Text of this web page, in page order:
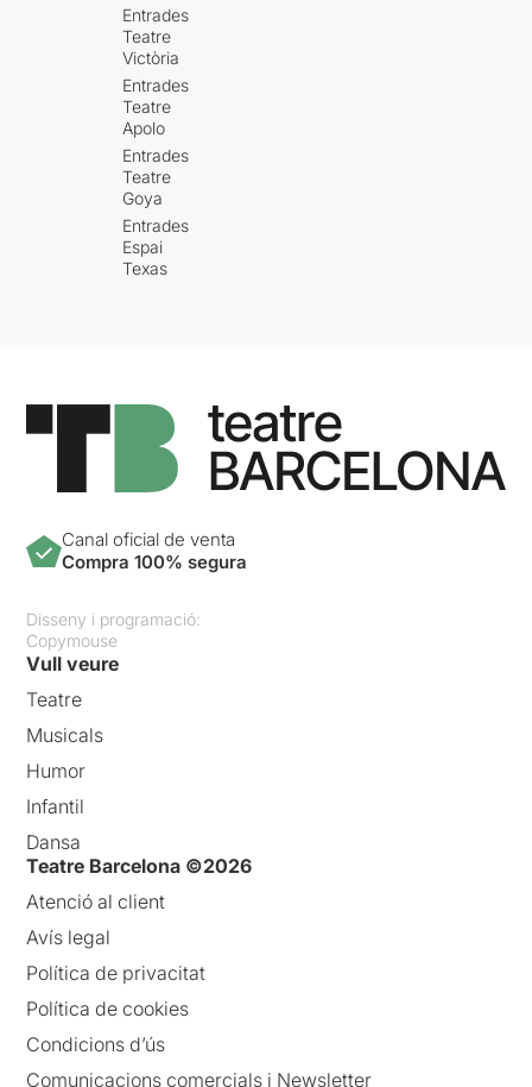
Entrades
Teatre
Victòria
Entrades
Teatre
Apolo
Entrades
Teatre
Goya
Entrades
Espai
Texas
Canal oficial de venta
Compra 100% segura
Disseny i programació:
Copymouse
Vull veure
Teatre
Musicals
Humor
Infantil
Dansa
Teatre Barcelona ©2026
Atenció al client
Avís legal
Política de privacitat
Política de cookies
Condicions d’ús
Comunicacions comercials i Newsletter